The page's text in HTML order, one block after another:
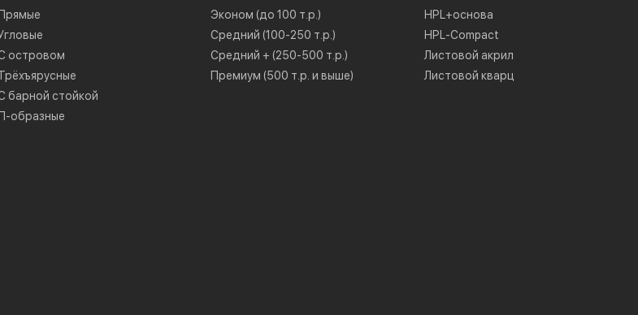
Прямые
островом
барной стойкой
П-образные
Эконом (до 100 т.р.)
Средний (100-250 т.р.)
Средний + (250-500 т.р.)
Премиум (500 т.р. и выше)
HPL+основа
HPL-Compact
Листовой акрил
Листовой кварц